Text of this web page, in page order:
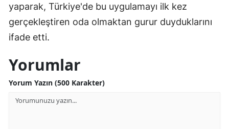
yaparak, Türkiye'de bu uygulamayı ilk kez
gerçekleştiren oda olmaktan gurur duyduklarını
ifade etti.
Yorumlar
Yorum Yazın (500 Karakter)